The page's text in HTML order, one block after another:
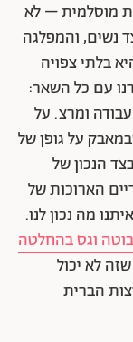
מוסלמית – לא
נשים, והמפלגה
בלתי צפויה
עם כל השאר:
ומרצ. על
על גופן של
הנכון של
הארוכות של
מה נכון לנו.
וגס בהחלטה
לא יכול
הברית